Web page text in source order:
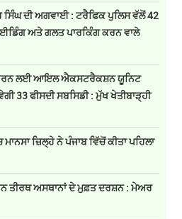
ਸਿੰਘ ਦੀ ਅਗਵਾਈ : ਟਰੈਫਿਕ ਪੁਲਿਸ ਵੱਲੋਂ 42
ਅਤੇ ਗਲਤ ਪਾਰਕਿੰਗ ਕਰਨ ਵਾਲੇ
ਕਰਨ ਲਈ ਆਇਲ ਐਕਸਟਰੈਕਸ਼ਨ ਯੂਨਿਟ
33 ਫੀਸਦੀ ਸਬਸਿਡੀ : ਮੁੱਖ ਖੇਤੀਬਾੜ੍ਹੀ
ਜ਼ਿਲ੍ਹੇ ਨੇ ਪੰਜਾਬ ਵਿੱਚੋਂ ਕੀਤਾ ਪਹਿਲਾ
ਤੀਰਥ ਅਸਥਾਨਾਂ ਦੇ ਮੁਫ਼ਤ ਦਰਸ਼ਨ : ਮੇਅਰ